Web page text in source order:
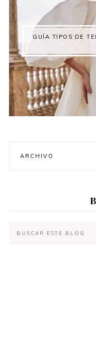
GUÍA TIPOS DE
ARCHIVO